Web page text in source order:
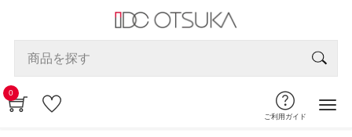
0
ご利用ガイド